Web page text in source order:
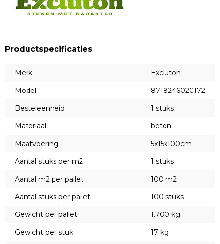
Productspecificaties
Merk
Excluton
Model
8718246020172
Besteleenheid
1 stuks
Materiaal
beton
Maatvoering
5x15x100cm
Aantal stuks per m2
1 stuks
Aantal m2 per pallet
100 m2
Aantal stuks per pallet
100 stuks
Gewicht per pallet
1.700 kg
Gewicht per stuk
17 kg